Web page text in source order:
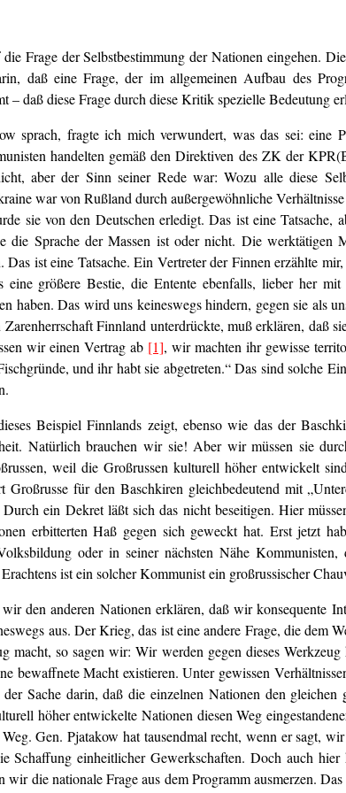
Frage der Selbstbestimmung der Nationen eingehen.
daß eine Frage, der im allgemeinen Aufbau des
– daß diese Frage durch diese Kritik spezielle Bedeutung
sprach, fragte ich mich verwundert, was das sei: eine
handelten gemäß den Direktiven des ZK der
aber der Sinn seiner Rede war: Wozu alle diese
war von Rußland durch außergewöhnliche
sie von den Deutschen erledigt. Das ist eine
die Sprache der Massen ist oder nicht. Die
Das ist eine Tatsache. Ein Vertreter der Finnen erzählte
eine größere Bestie, die Entente ebenfalls, lieber her
haben. Das wird uns keineswegs hindern, gegen sie als
Zarenherrschaft Finnland unterdrückte, muß erklären,
wir einen Vertrag ab [1], wir machten ihr gewisse
und ihr habt sie abgetreten.“ Das sind solche
Beispiel Finnlands zeigt, ebenso wie das der
Natürlich brauchen wir sie! Aber wir müssen sie
weil die Großrussen kulturell höher entwickelt
Großrusse für den Baschkiren gleichbedeutend mit
ein Dekret läßt sich das nicht beseitigen. Hier
erbitterten Haß gegen sich geweckt hat. Erst jetzt
oder in seiner nächsten Nähe
ist ein solcher Kommunist ein großrussischer
wir den anderen Nationen erklären, daß wir konsequente
aus. Der Krieg, das ist eine andere Frage, die
macht, so sagen wir: Wir werden gegen dieses
bewaffnete Macht existieren. Unter gewissen
Sache darin, daß die einzelnen Nationen den
höher entwickelte Nationen diesen Weg
Weg. Gen. Pjatakow hat tausendmal recht, wenn er sagt,
Schaffung einheitlicher Gewerkschaften. Doch auch
wir die nationale Frage aus dem Programm ausmerzen.